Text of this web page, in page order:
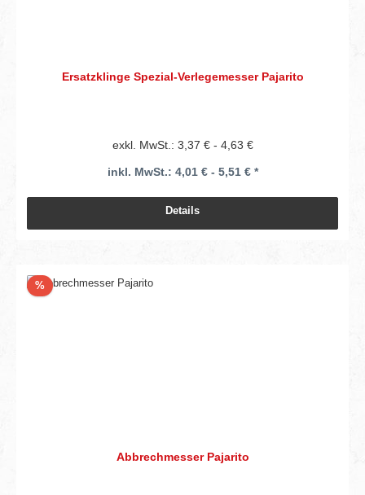
Ersatzklinge Spezial-Verlegemesser Pajarito
exkl. MwSt.: 3,37 € - 4,63 €
inkl. MwSt.: 4,01 € - 5,51 € *
Details
%Rabatt
Abbrechmesser Pajarito